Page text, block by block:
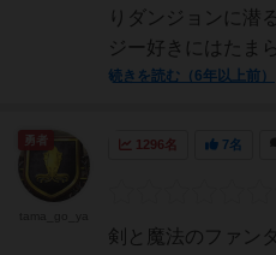
りダンジョンに潜
ジー好きにはたま
続きを読む（6年以上前）
1296名 7名
剣と魔法のファン
勇者